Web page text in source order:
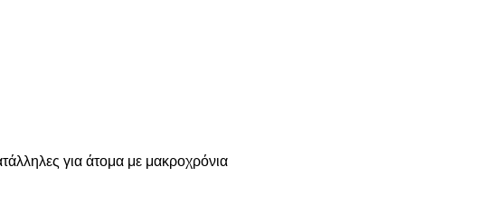
για άτομα με μακροχρόνια